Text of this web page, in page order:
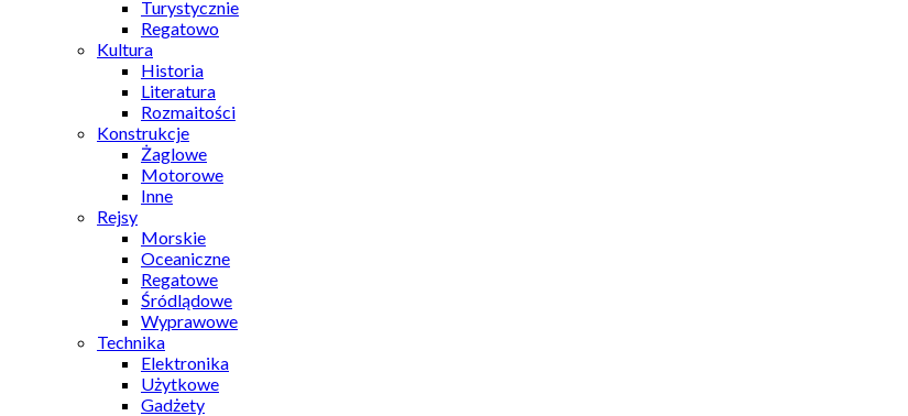
Turystycznie
Regatowo
Kultura
Historia
Literatura
Rozmaitości
Konstrukcje
Żaglowe
Motorowe
Inne
Rejsy
Morskie
Oceaniczne
Regatowe
Śródlądowe
Wyprawowe
Technika
Elektronika
Użytkowe
Gadżety